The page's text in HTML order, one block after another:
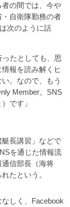
の間では、今や
自衛隊勤務の者
次のように話
ったとしても、思
報を読み解くヒ
。なので、もう
Member。SNS
です」
長講習」などで
を通じた情報流
信部長（海将
たという。
しく、Facebook